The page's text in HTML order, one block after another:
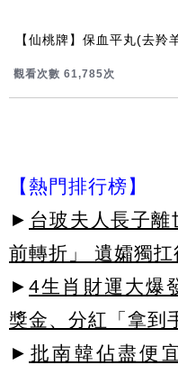
【仙桃牌】保血平丸(去羚
觀看次數 61,785次
【熱門排行榜】
► 台玻夫人長子
前轉折」 遺孀獨扛
► 4生肖財運大爆
獎金、分紅「拿到
► 批南韓佔盡便